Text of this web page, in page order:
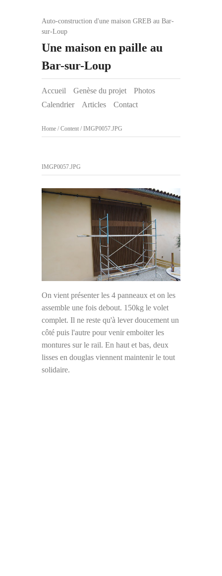
Auto-construction d'une maison GREB au Bar-
sur-Loup
Une maison en paille au
Bar-sur-Loup
Accueil Genèse du projet
Photos
Calendrier
Articles Contact
Home / Content / IMGP0057.JPG
IMGP0057.JPG
On vient présenter les 4 panneaux et on les
assemble une fois debout. 150kg le volet
complet. Il ne reste qu'à lever doucement un
côté puis l'autre pour venir emboiter les
montures sur le rail. En haut et bas, deux
lisses en douglas viennent maintenir le tout
solidaire.